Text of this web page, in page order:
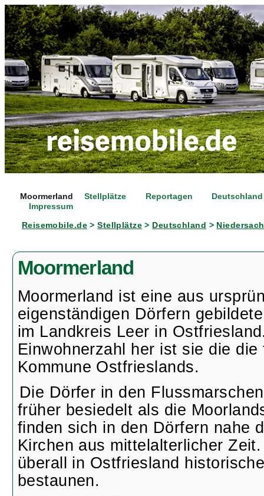
Moormerland Stellplätze Reportagen
Deutschland
Impressum
Reisemobile.de>Stellplätze > Deutschland >
Moormerland
Moormerland ist eine aus
eigenständigen Dörfern
im Landkreis Leer in
Einwohnerzahl her ist sie die
Kommune Ostfrieslands.
Die Dörfer in den
früher besiedelt als die
finden sich in den Dörfern nahe
Kirchen aus mittelalterlicher
überall in Ostfriesland
bestaunen.